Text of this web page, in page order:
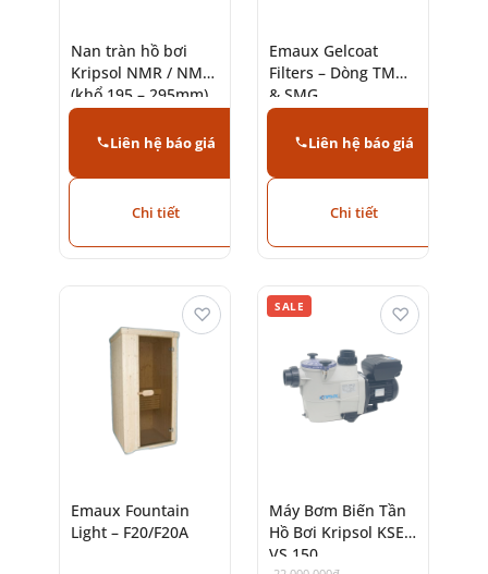
Nan tràn hồ bơi
Kripsol NMR / NMC
(khổ 195 – 295mm)
và góc RR
Liên hệ báo giá
Chi tiết
Emaux Gelcoat
Filters – Dòng TMG
& SMG
Liên hệ báo giá
Chi tiết
Emaux Fountain
Light – F20/F20A
♡ SALE
Máy Bơm Biến Tần
Hồ Bơi Kripsol KSE
VS 150
♡